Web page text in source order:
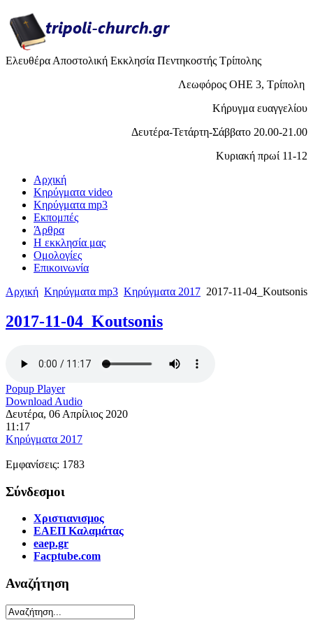
Ελευθέρα Αποστολική Εκκλησία Πεντηκοστής Τρίπολης
Λεωφόρος ΟΗΕ 3, Τρίπολη
Κήρυγμα ευαγγελίου
Δευτέρα-Τετάρτη-Σάββατο 20.00-21.00
Κυριακή πρωί 11-12
Αρχική
Κηρύγματα video
Κηρύγματα mp3
Εκπομπές
Άρθρα
H εκκλησία μας
Ομολογίες
Επικοινωνία
Αρχική Κηρύγματα mp3 Κηρύγματα 2017 2017-11-04_Koutsonis
2017-11-04_Koutsonis
Popup Player
Download Audio
Δευτέρα, 06 Απρίλιος 2020
11:17
Κηρύγματα 2017
Εμφανίσεις: 1783
Σύνδεσμοι
Χριστιανισμος
ΕΑΕΠ Καλαμάτας
eaep.gr
Facptube.com
Αναζήτηση